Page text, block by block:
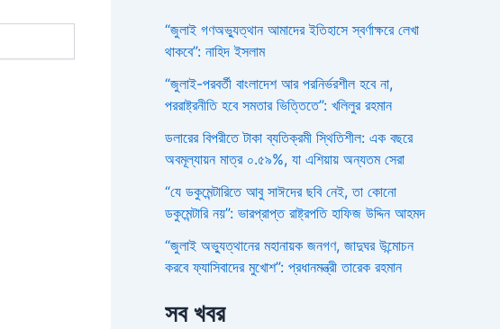
“জুলাই গণঅভ্যুত্থান আমাদের ইতিহাসে স্বর্ণাক্ষরে লেখা
থাকবে”: নাহিদ ইসলাম
“জুলাই-পরবর্তী বাংলাদেশ আর পরনির্ভরশীল হবে না,
পররাষ্ট্রনীতি হবে সমতার ভিত্তিতে”: খলিলুর রহমান
ডলারের বিপরীতে টাকা ব্যতিক্রমী স্থিতিশীল: এক বছরে
অবমূল্যায়ন মাত্র ০.৫৯%, যা এশিয়ায় অন্যতম সেরা
“যে ডকুমেন্টারিতে আবু সাঈদের ছবি নেই, তা কোনো
ডকুমেন্টারি নয়”: ভারপ্রাপ্ত রাষ্ট্রপতি হাফিজ উদ্দিন আহমদ
“জুলাই অভ্যুত্থানের মহানায়ক জনগণ, জাদুঘর উন্মোচন
করবে ফ্যাসিবাদের মুখোশ”: প্রধানমন্ত্রী তারেক রহমান
সব খবর